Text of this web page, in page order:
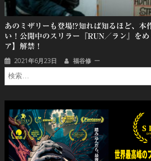
あのミザリーも登場!?知れば知るほど、本
い！公開中のスリラー『RUN／ラン』を
ア】解禁！
2021年6月23日 福谷修